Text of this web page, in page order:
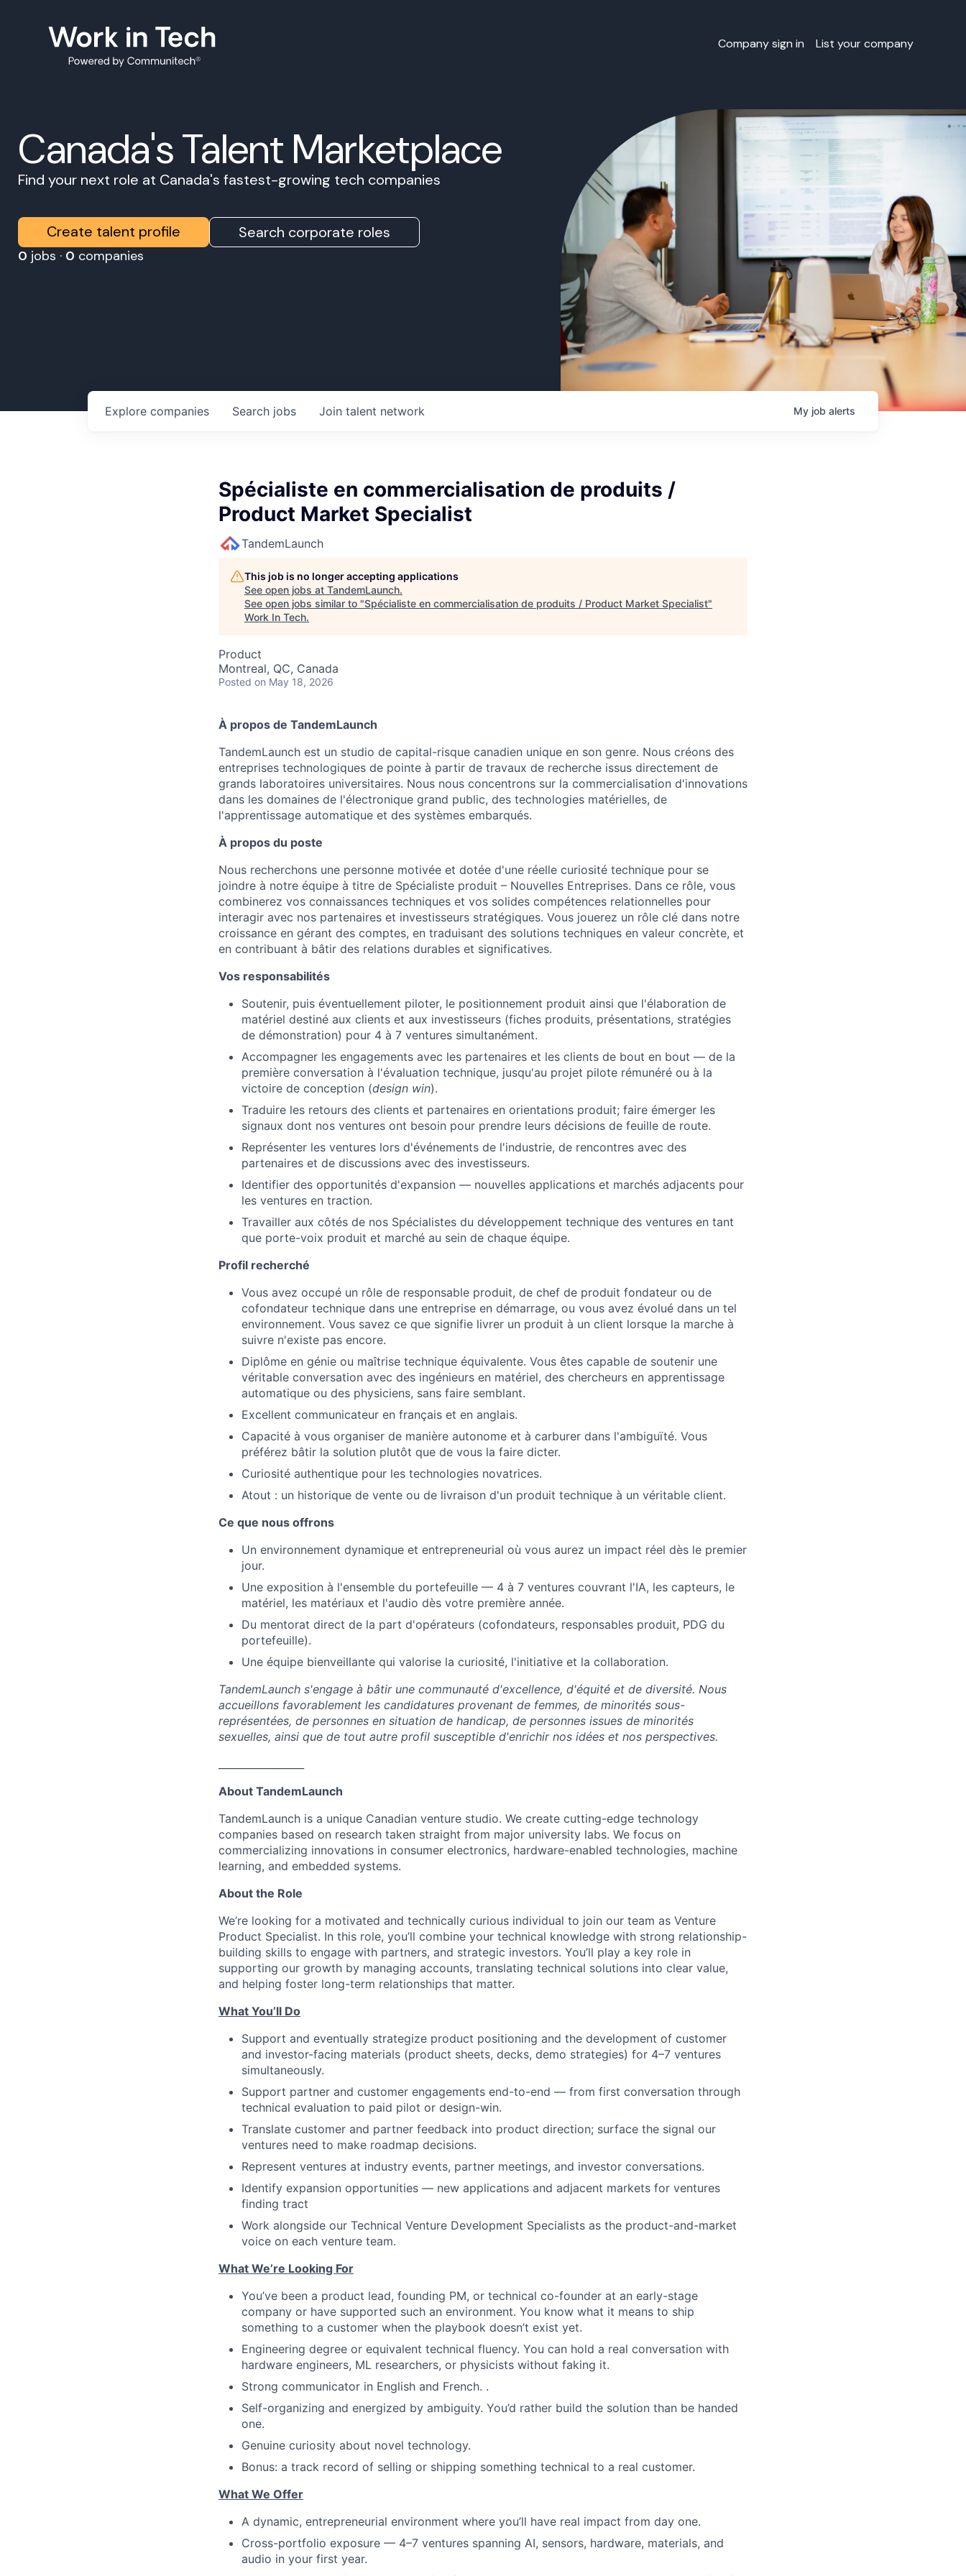
Company sign in List your company
Canada's Talent Marketplace
Find your next role at Canada's fastest-growing tech companies
Create talent profile Search corporate roles
0 jobs · 0 companies
Search jobs
Explore companies Join talent network My job alerts
Spécialiste en commercialisation de produits /
Product Market Specialist
TandemLaunch
This job is no longer accepting applications
See open jobs at TandemLaunch.
See open jobs similar to "Spécialiste en commercialisation de produits / Product Market Specialist"
Work In Tech.
Product
Montreal, QC, Canada
Posted on May 18, 2026
À propos de TandemLaunch
TandemLaunch est un studio de capital-risque canadien unique en son genre. Nous créons des
entreprises technologiques de pointe à partir de travaux de recherche issus directement de
grands laboratoires universitaires. Nous nous concentrons sur la commercialisation d'innovations
dans les domaines de l'électronique grand public, des technologies matérielles, de
l'apprentissage automatique et des systèmes embarqués.
À propos du poste
Nous recherchons une personne motivée et dotée d'une réelle curiosité technique pour se
joindre à notre équipe à titre de Spécialiste produit – Nouvelles Entreprises. Dans ce rôle, vous
combinerez vos connaissances techniques et vos solides compétences relationnelles pour
interagir avec nos partenaires et investisseurs stratégiques. Vous jouerez un rôle clé dans notre
croissance en gérant des comptes, en traduisant des solutions techniques en valeur concrète, et
en contribuant à bâtir des relations durables et significatives.
Vos responsabilités
Soutenir, puis éventuellement piloter, le positionnement produit ainsi que l'élaboration de
matériel destiné aux clients et aux investisseurs (fiches produits, présentations, stratégies
de démonstration) pour 4 à 7 ventures simultanément.
Accompagner les engagements avec les partenaires et les clients de bout en bout — de la
première conversation à l'évaluation technique, jusqu'au projet pilote rémunéré ou à la
victoire de conception (design win).
Traduire les retours des clients et partenaires en orientations produit; faire émerger les
signaux dont nos ventures ont besoin pour prendre leurs décisions de feuille de route.
Représenter les ventures lors d'événements de l'industrie, de rencontres avec des
partenaires et de discussions avec des investisseurs.
Identifier des opportunités d'expansion — nouvelles applications et marchés adjacents pour
les ventures en traction.
Travailler aux côtés de nos Spécialistes du développement technique des ventures en tant
que porte-voix produit et marché au sein de chaque équipe.
Profil recherché
Vous avez occupé un rôle de responsable produit, de chef de produit fondateur ou de
cofondateur technique dans une entreprise en démarrage, ou vous avez évolué dans un tel
environnement. Vous savez ce que signifie livrer un produit à un client lorsque la marche à
suivre n'existe pas encore.
Diplôme en génie ou maîtrise technique équivalente. Vous êtes capable de soutenir une
véritable conversation avec des ingénieurs en matériel, des chercheurs en apprentissage
automatique ou des physiciens, sans faire semblant.
Excellent communicateur en français et en anglais.
Capacité à vous organiser de manière autonome et à carburer dans l'ambiguïté. Vous
préférez bâtir la solution plutôt que de vous la faire dicter.
Curiosité authentique pour les technologies novatrices.
Atout : un historique de vente ou de livraison d'un produit technique à un véritable client.
Ce que nous offrons
Un environnement dynamique et entrepreneurial où vous aurez un impact réel dès le premier
jour.
Une exposition à l'ensemble du portefeuille — 4 à 7 ventures couvrant l'IA, les capteurs, le
matériel, les matériaux et l'audio dès votre première année.
Du mentorat direct de la part d'opérateurs (cofondateurs, responsables produit, PDG du
portefeuille).
Une équipe bienveillante qui valorise la curiosité, l'initiative et la collaboration.
TandemLaunch s'engage à bâtir une communauté d'excellence, d'équité et de diversité. Nous
accueillons favorablement les candidatures provenant de femmes, de minorités sous-
représentées, de personnes en situation de handicap, de personnes issues de minorités
sexuelles, ainsi que de tout autre profil susceptible d'enrichir nos idées et nos perspectives.
About TandemLaunch
TandemLaunch is a unique Canadian venture studio. We create cutting-edge technology
companies based on research taken straight from major university labs. We focus on
commercializing innovations in consumer electronics, hardware-enabled technologies, machine
learning, and embedded systems.
About the Role
We’re looking for a motivated and technically curious individual to join our team as Venture
Product Specialist. In this role, you’ll combine your technical knowledge with strong relationship-
building skills to engage with partners, and strategic investors. You’ll play a key role in
supporting our growth by managing accounts, translating technical solutions into clear value,
and helping foster long-term relationships that matter.
What You’ll Do
Support and eventually strategize product positioning and the development of customer
and investor-facing materials (product sheets, decks, demo strategies) for 4–7 ventures
simultaneously.
Support partner and customer engagements end-to-end — from first conversation through
technical evaluation to paid pilot or design-win.
Translate customer and partner feedback into product direction; surface the signal our
ventures need to make roadmap decisions.
Represent ventures at industry events, partner meetings, and investor conversations.
Identify expansion opportunities — new applications and adjacent markets for ventures
finding tract
Work alongside our Technical Venture Development Specialists as the product-and-market
voice on each venture team.
What We’re Looking For
You’ve been a product lead, founding PM, or technical co-founder at an early-stage
company or have supported such an environment. You know what it means to ship
something to a customer when the playbook doesn’t exist yet.
Engineering degree or equivalent technical fluency. You can hold a real conversation with
hardware engineers, ML researchers, or physicists without faking it.
Strong communicator in English and French. .
Self-organizing and energized by ambiguity. You’d rather build the solution than be handed
one.
Genuine curiosity about novel technology.
Bonus: a track record of selling or shipping something technical to a real customer.
What We Offer
A dynamic, entrepreneurial environment where you’ll have real impact from day one.
Cross-portfolio exposure — 4–7 ventures spanning AI, sensors, hardware, materials, and
audio in your first year.